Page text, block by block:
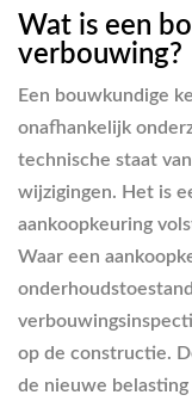
Wat is een
verbouwing?
Een bouwkundige
onafhankelijk
technische staat
wijzigingen. Het is
aankoopkeuring
Waar een
op de constructie.
de nieuwe